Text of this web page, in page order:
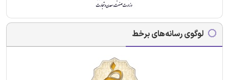
لوگوی رسانه‌های برخط